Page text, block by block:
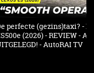
perfecte (gezins)taxi? -
(2026) - REVIEW -
- AutoRAI TV